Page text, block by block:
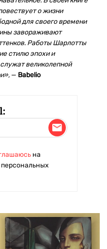
о жизни
для своего времени
завораживают
Работы Шарлотты
стилю эпохи и
великолепной
— Babelio
на